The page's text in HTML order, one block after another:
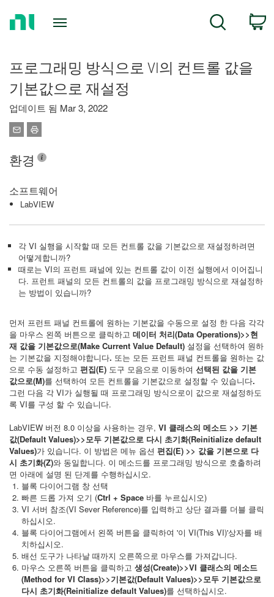
Search
프로그래밍 방식으로 VI의 컨트롤 값을
기본값으로 재설정
업데이트 됨 Mar 3, 2022
환경
소프트웨어
LabVIEW
각 VI 실행을 시작할 때 모든 컨트롤 값을 기본값으로 재설정하려면
어떻게합니까?
때로는 VI의 프런트 패널에 있는 컨트롤 값이 이전 실행에서 이어집니
다. 프런트 패널의 모든 컨트롤의 값을 프로그래밍 방식으로 재설정하
는 방법이 있습니까?
먼저 프런트 패널 컨트롤에 원하는 기본값을 수동으로 설정 한 다음 각각
을 마우스 왼쪽 버튼으로 클릭하고 데이터 처리(Data Operations)>>현
재 값을 기본값으로(Make Current Value Default) 설정을 선택하여 원하
는 기본값을 지정해야합니다. 또는 모든 프런트 패널 컨트롤을 원하는 값
으로 수동 설정하고 편집(E) 도구 모음으로 이동하여 선택된 값을 기본
값으로(M)를 선택하여 모든 컨트롤을 기본값으로 설정할 수 있습니다.
그런 다음 각 VI가 실행될 때 프로그래밍 방식으로이 값으로 재설정하도
록 VI를 구성 할 수 있습니다.
LabVIEW 버전 8.0 이상을 사용하는 경우, VI 클래스의 메소드 >> 기본
값(Default Values)>>모두 기본값으로 다시 초기화(Reinitialize default
Values)가 있습니다. 이 방법은 메뉴 옵션 편집(E) >> 값을 기본으로 다
시 초기화(Z)와 동일합니다. 이 메소드를 프로그래밍 방식으로 호출하려
면 아래에 설명 된 단계를 수행하십시오.
블록 다이어그램 창 선택
빠른 드롭 가져 오기 (Ctrl + Space 바를 누르십시오)
VI 서버 참조(VI Sever Reference)를 입력하고 상단 결과를 더블 클릭
하십시오.
블록 다이어그램에서 왼쪽 버튼을 클릭하여 '이 VI(This VI)'상자를 배
치하십시오.
배선 도구가 나타날 때까지 오른쪽으로 마우스를 가져갑니다.
마우스 오른쪽 버튼을 클릭하고 생성(Create)>>VI 클래스의 메소드
(Method for VI Class)>>기본값(Default Values)>>모두 기본값으로
다시 초기화(Reinitialize default Values)를 선택하십시오.